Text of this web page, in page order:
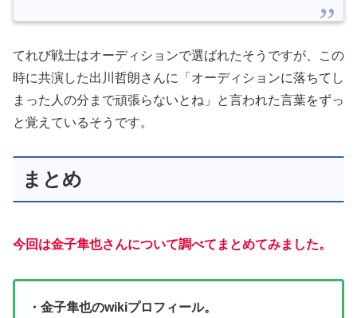
てれび戦士はオーディションで選ばれたそうですが、この
時に共演した出川哲朗さんに「オーディションに落ちてし
まった人の分まで頑張らないとね」と言われた言葉をずっ
と覚えているそうです。
まとめ
今回は金子隼也さんについて調べてまとめてみました。
・金子隼也のwikiプロフィール。